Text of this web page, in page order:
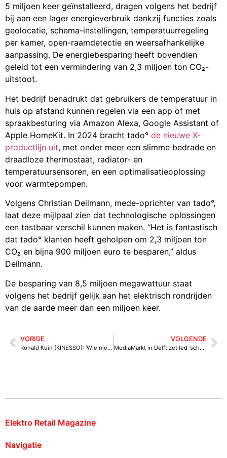
5 miljoen keer geïnstalleerd, dragen volgens het bedrijf
bij aan een lager energieverbruik dankzij functies zoals
geolocatie, schema-instellingen, temperatuurregeling
per kamer, open-raamdetectie en weersafhankelijke
aanpassing. De energiebesparing heeft bovendien
geleid tot een vermindering van 2,3 miljoen ton CO₂-
uitstoot.
Het bedrijf benadrukt dat gebruikers de temperatuur in
huis op afstand kunnen regelen via een app of met
spraakbesturing via Amazon Alexa, Google Assistant of
Apple HomeKit. In 2024 bracht tado° de nieuwe X-
productlijn uit, met onder meer een slimme bedrade en
draadloze thermostaat, radiator- en
temperatuursensoren, en een optimalisatieoplossing
voor warmtepompen.
Volgens Christian Deilmann, mede-oprichter van tado°,
laat deze mijlpaal zien dat technologische oplossingen
een tastbaar verschil kunnen maken. “Het is fantastisch
dat tado° klanten heeft geholpen om 2,3 miljoen ton
CO₂ en bijna 900 miljoen euro te besparen,” aldus
Deilmann.
De besparing van 8,5 miljoen megawattuur staat
volgens het bedrijf gelijk aan het elektrisch rondrijden
van de aarde meer dan een miljoen keer.
VORIGE
Ronald Kuin (KINESSO): ‘Wie niet personaliseert, verliest in de retail’
VOLGENDE
MediaMarkt in Delft zet led-scherm uit na klachten omwonenden
Elektro Retail Magazine
Navigatie